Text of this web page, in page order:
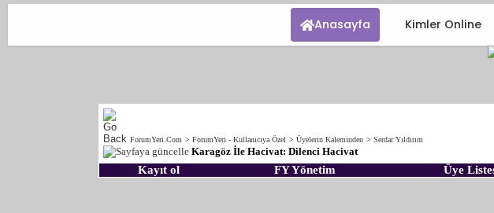
Anasayfa Kimler Online
ForumYeri.Com >ForumYeri - Kullanıcıya Özel >Üyelerin Kaleminden >Serdar Yıldırım
Karagöz İle Hacivat: Dilenci Hacivat
Kayıt ol FY Yönetim Üye